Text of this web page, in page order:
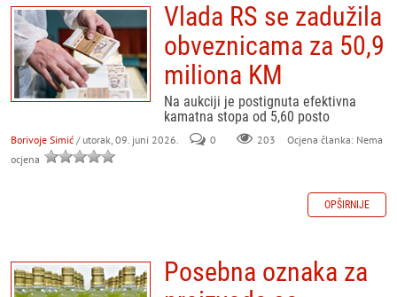
Vlada RS se zadužila
obveznicama za 50,9
miliona KM
Na aukciji je postignuta efektivna
kamatna stopa od 5,60 posto
Borivoje Simić / utorak, 09. juni 2026. 0 203
Ocjena članka: Nema
ocjena
OPŠIRNIJE
Posebna oznaka za